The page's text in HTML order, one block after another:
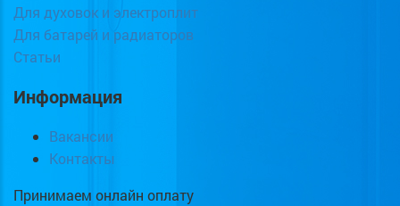
Для духовок и электроплит
Для батарей и радиаторов
Статьи
Информация
Вакансии
Контакты
Принимаем онлайн оплату